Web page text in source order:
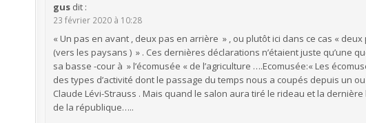
gus dit :
23 février 2020 à 10:28
« Un pas en avant , deux pas en arrière » , ou plutôt ici dans ce cas «
(vers les paysans ) » . Ces dernières déclarations n’étaient juste qu’une
sa basse -cour à » l’écomusée « de l’agriculture ….Ecomusée:« Les
des types d’activité dont le passage du temps nous a coupés depuis un
Claude Lévi-Strauss . Mais quand le salon aura tiré le rideau et la
de la république…..